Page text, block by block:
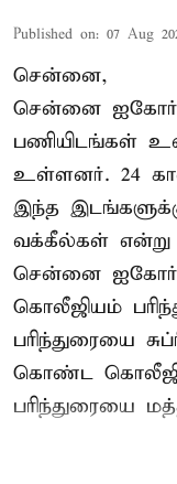
Published on: 07 Aug
சென்னை,
சென்னை
பணியிடங்கள்
உள்ளனர். 24
இந்த
வக்கீல்கள் என்று
சென்னை
கொலீஜியம்
பரிந்துரையை
கொண்ட
பரிந்துரையை